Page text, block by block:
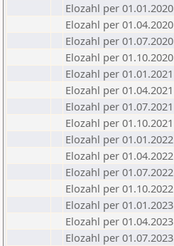
Elozahl per 01.01.2020
Elozahl per 01.04.2020
Elozahl per 01.07.2020
Elozahl per 01.10.2020
Elozahl per 01.01.2021
Elozahl per 01.04.2021
Elozahl per 01.07.2021
Elozahl per 01.10.2021
Elozahl per 01.01.2022
Elozahl per 01.04.2022
Elozahl per 01.07.2022
Elozahl per 01.10.2022
Elozahl per 01.01.2023
Elozahl per 01.04.2023
Elozahl per 01.07.2023